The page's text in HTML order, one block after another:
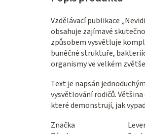
Vzdělávací publikace
obsahuje zajímavé
způsobem vysvětluje
buněčné struktuře,
organismy ve velkém
Text je napsán
vysvětlování rodičů.
které demonstrují, jak
Značka